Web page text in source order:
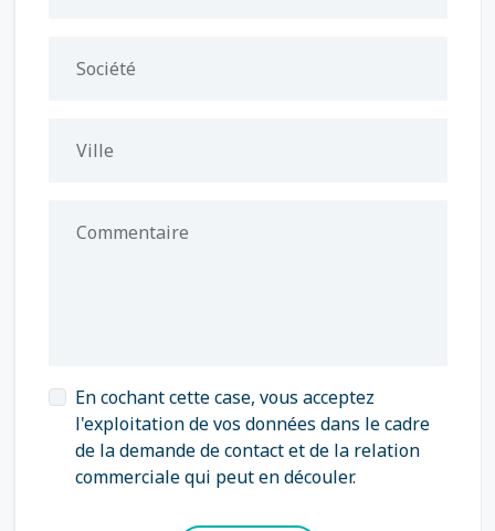
Société
Ville
Commentaire
En cochant cette case, vous acceptez
l'exploitation de vos données dans le cadre
de la demande de contact et de la relation
commerciale qui peut en découler.